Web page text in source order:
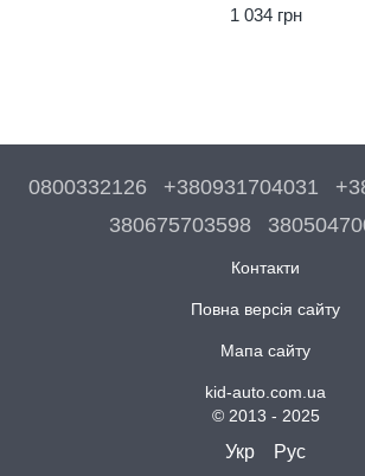
1 034 грн
0800332126 +380931704031
380675703598
Контакти
Повна версія сайту
Мапа сайту
kid-auto.com.ua
© 2013 - 2025
Укр Рус